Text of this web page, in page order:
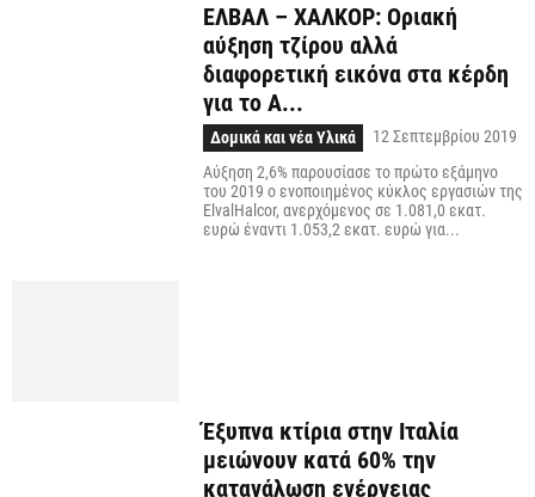
ΕΛΒΑΛ – ΧΑΛΚΟΡ: Οριακή
αύξηση τζίρου αλλά
διαφορετική εικόνα στα κέρδη
για το Α...
Δομικά και νέα Υλικά
12 Σεπτεμβρίου 2019
Αύξηση 2,6% παρουσίασε το πρώτο εξάμηνο
του 2019 ο ενοποιημένος κύκλος εργασιών της
ElvalHalcor, ανερχόμενος σε 1.081,0 εκατ.
ευρώ έναντι 1.053,2 εκατ. ευρώ για...
Έξυπνα κτίρια στην Ιταλία
μειώνουν κατά 60% την
κατανάλωση ενέργειας